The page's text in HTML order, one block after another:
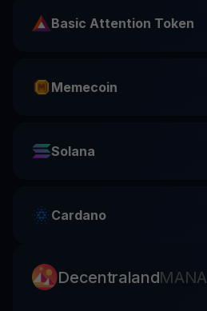
Basic Attention Token
Memecoin
Solana
Cardano
DecentralandMANA